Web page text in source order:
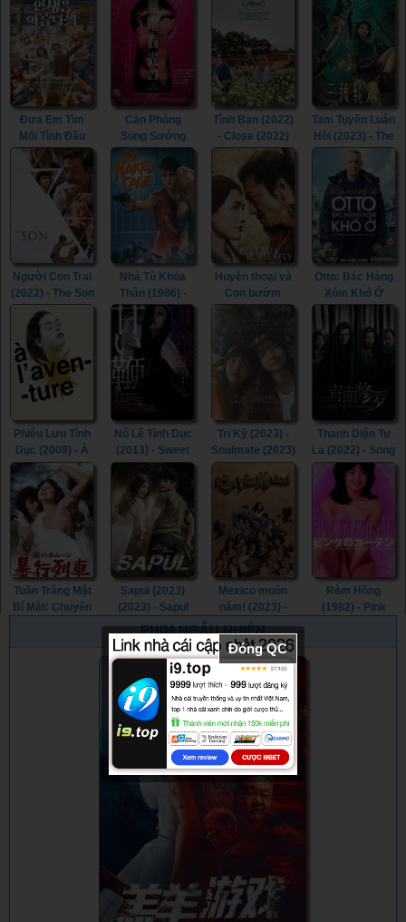
(2021)
Murder (2022)
Đưa Em Tìm
Mối Tình Đầu
(2022) - Life Is
Beautiful (2022)
Căn Phòng
Sung Sướng
(2015) - In the
Room (2015)
Tình Bạn (2022)
- Close (2022)
Tam Tuyến Luân
Hồi (2023) - The
River (2023)
Người Con Trai
(2022) - The Son
(2022)
Nhà Tù Khỏa
Thân (1986) -
The Naked
Cage (1986)
Huyền thoại và
Con bướm
Butterfly (2023)
Otto: Bác Hàng
Xóm Khó Ở
Called Otto
(2022)
Phiêu Lưu Tình
Dục (2008) - À
l’aventure
(2008)
Nô Lệ Tình Dục
(2013) - Sweet
Tri Kỷ (2023) -
Soulmate (2023)
Thanh Diện Tu
La (2022) - Song
of the
Assassins
(2022)
Tuần Trăng Mật
Bí Mật: Chuyến
Sapul (2023)
(2023) - Sapul
(2023) (2023)
Mexico muôn
năm! (2023) -
¡Que Viva
México! (2023)
Rèm Hồng
(1982) - Pink
PHIM NGẪU NHIÊN
Đóng QC